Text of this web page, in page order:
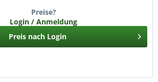
Preise?
Login / Anmeldung
Preis nach Login